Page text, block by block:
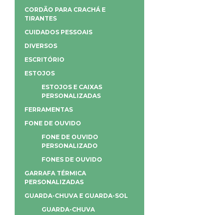
CORDÃO PARA CRACHÁ E
TIRANTES
CUIDADOS PESSOAIS
DIVERSOS
ESCRITÓRIO
ESTOJOS
ESTOJOS E CAIXAS
PERSONALIZADAS
FERRAMENTAS
FONE DE OUVIDO
FONE DE OUVIDO
PERSONALIZADO
FONES DE OUVIDO
GARRAFA TÉRMICA
PERSONALIZADAS
GUARDA-CHUVA E GUARDA-SOL
GUARDA-CHUVA